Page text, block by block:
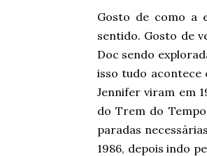
Gosto de como a
sentido. Gosto de
Doc sendo
isso tudo acontece
Jennifer viram em
do Trem do
paradas
1986, depois indo